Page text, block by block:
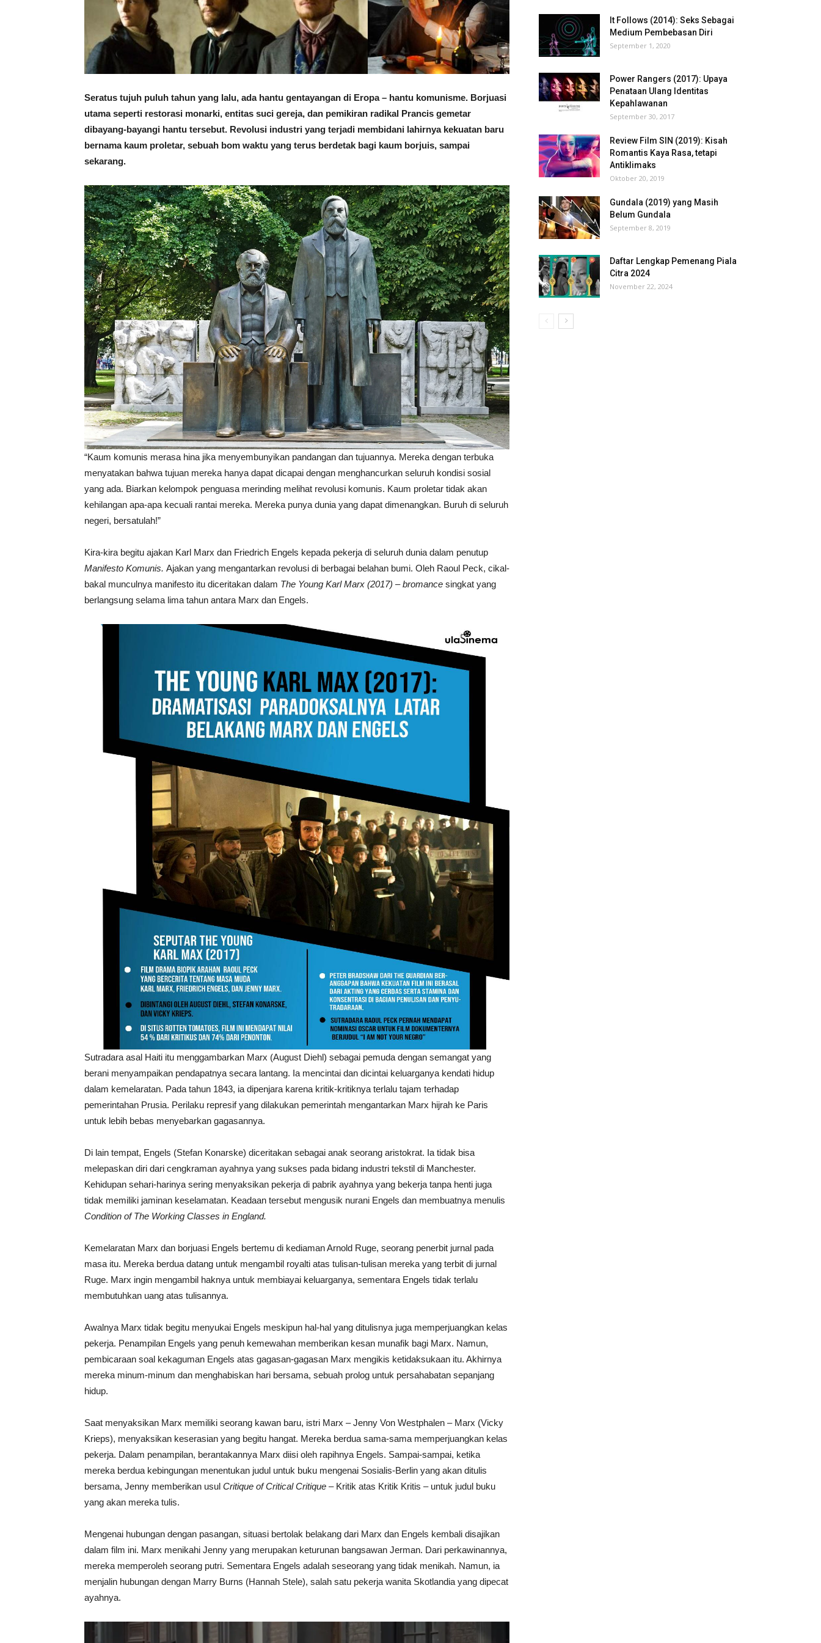
Seratus tujuh puluh tahun yang lalu, ada hantu gentayangan di Eropa – hantu komunisme. Borjuasi
utama seperti restorasi monarki, entitas suci gereja, dan pemikiran radikal Prancis gemetar
dibayang-bayangi hantu tersebut. Revolusi industri yang terjadi membidani lahirnya kekuatan baru
bernama kaum proletar, sebuah bom waktu yang terus berdetak bagi kaum borjuis, sampai
sekarang.
“Kaum komunis merasa hina jika menyembunyikan pandangan dan tujuannya. Mereka dengan terbuka
menyatakan bahwa tujuan mereka hanya dapat dicapai dengan menghancurkan seluruh kondisi sosial
yang ada. Biarkan kelompok penguasa merinding melihat revolusi komunis. Kaum proletar tidak akan
kehilangan apa-apa kecuali rantai mereka. Mereka punya dunia yang dapat dimenangkan. Buruh di seluruh
negeri, bersatulah!”
Kira-kira begitu ajakan Karl Marx dan Friedrich Engels kepada pekerja di seluruh dunia dalam penutup
Manifesto Komunis. Ajakan yang mengantarkan revolusi di berbagai belahan bumi. Oleh Raoul Peck, cikal-
bakal munculnya manifesto itu diceritakan dalam The Young Karl Marx (2017) –bromance singkat yang
berlangsung selama lima tahun antara Marx dan Engels.
Sutradara asal Haiti itu menggambarkan Marx (August Diehl) sebagai pemuda dengan semangat yang
berani menyampaikan pendapatnya secara lantang. Ia mencintai dan dicintai keluarganya kendati hidup
dalam kemelaratan. Pada tahun 1843, ia dipenjara karena kritik-kritiknya terlalu tajam terhadap
pemerintahan Prusia. Perilaku represif yang dilakukan pemerintah mengantarkan Marx hijrah ke Paris
untuk lebih bebas menyebarkan gagasannya.
Di lain tempat, Engels (Stefan Konarske) diceritakan sebagai anak seorang aristokrat. Ia tidak bisa
melepaskan diri dari cengkraman ayahnya yang sukses pada bidang industri tekstil di Manchester.
Kehidupan sehari-harinya sering menyaksikan pekerja di pabrik ayahnya yang bekerja tanpa henti juga
tidak memiliki jaminan keselamatan. Keadaan tersebut mengusik nurani Engels dan membuatnya menulis
Condition of The Working Classes in England.
Kemelaratan Marx dan borjuasi Engels bertemu di kediaman Arnold Ruge, seorang penerbit jurnal pada
masa itu. Mereka berdua datang untuk mengambil royalti atas tulisan-tulisan mereka yang terbit di jurnal
Ruge. Marx ingin mengambil haknya untuk membiayai keluarganya, sementara Engels tidak terlalu
membutuhkan uang atas tulisannya.
Awalnya Marx tidak begitu menyukai Engels meskipun hal-hal yang ditulisnya juga memperjuangkan kelas
pekerja. Penampilan Engels yang penuh kemewahan memberikan kesan munafik bagi Marx. Namun,
pembicaraan soal kekaguman Engels atas gagasan-gagasan Marx mengikis ketidaksukaan itu. Akhirnya
mereka minum-minum dan menghabiskan hari bersama, sebuah prolog untuk persahabatan sepanjang
hidup.
Saat menyaksikan Marx memiliki seorang kawan baru, istri Marx – Jenny Von Westphalen – Marx (Vicky
Krieps), menyaksikan keserasian yang begitu hangat. Mereka berdua sama-sama memperjuangkan kelas
pekerja. Dalam penampilan, berantakannya Marx diisi oleh rapihnya Engels. Sampai-sampai, ketika
mereka berdua kebingungan menentukan judul untuk buku mengenai Sosialis-Berlin yang akan ditulis
bersama, Jenny memberikan usul Critique of Critical Critique – Kritik atas Kritik Kritis – untuk judul buku
yang akan mereka tulis.
Mengenai hubungan dengan pasangan, situasi bertolak belakang dari Marx dan Engels kembali disajikan
dalam film ini. Marx menikahi Jenny yang merupakan keturunan bangsawan Jerman. Dari perkawinannya,
mereka memperoleh seorang putri. Sementara Engels adalah seseorang yang tidak menikah. Namun, ia
menjalin hubungan dengan Marry Burns (Hannah Stele), salah satu pekerja wanita Skotlandia yang dipecat
ayahnya.
It Follows (2014): Seks Sebagai
Medium Pembebasan Diri
September 1, 2020
Power Rangers (2017): Upaya
Penataan Ulang Identitas
Kepahlawanan
September 30, 2017
Review Film SIN (2019): Kisah
Romantis Kaya Rasa, tetapi
Antiklimaks
Oktober 20, 2019
Gundala (2019) yang Masih
Belum Gundala
September 8, 2019
Daftar Lengkap Pemenang Piala
Citra 2024
November 22, 2024